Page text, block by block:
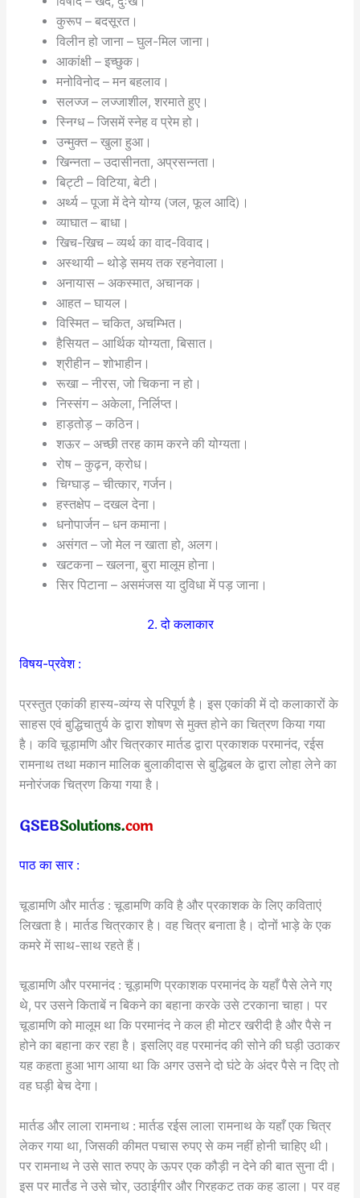
कुरूप – बदसूरत।
विलीन हो जाना – घुल-मिल जाना।
आकांक्षी – इच्छुक।
मनोविनोद – मन बहलाव।
सलज्ज – लज्जाशील, शरमाते हुए।
स्निग्ध – जिसमें स्नेह व प्रेम हो।
उन्मुक्त – खुला हुआ।
खिन्नता – उदासीनता, अप्रसन्नता।
बिट्टी – विटिया, बेटी।
अर्थ्य – पूजा में देने योग्य (जल, फूल आदि)।
व्याघात – बाधा।
खिच-खिच – व्यर्थ का वाद-विवाद।
अस्थायी – थोड़े समय तक रहनेवाला।
अनायास – अकस्मात, अचानक।
आहत – घायल।
विस्मित – चकित, अचम्भित।
हैसियत – आर्थिक योग्यता, बिसात।
श्रीहीन – शोभाहीन।
रूखा – नीरस, जो चिकना न हो।
निस्संग – अकेला, निर्लिप्त।
हाड़तोड़ – कठिन।
शऊर – अच्छी तरह काम करने की योग्यता।
रोष – कुढ़न, क्रोध।
चिग्घाड़ – चीत्कार, गर्जन।
हस्तक्षेप – दखल देना।
धनोपार्जन – धन कमाना।
असंगत – जो मेल न खाता हो, अलग।
खटकना – खलना, बुरा मालूम होना।
सिर पिटाना – असमंजस या दुविधा में पड़ जाना।
2. दो कलाकार
विषय-प्रवेश :
प्रस्तुत एकांकी हास्य-व्यंग्य से परिपूर्ण है। इस एकांकी में दो कलाकारों के
साहस एवं बुद्धिचातुर्य के द्वारा शोषण से मुक्त होने का चित्रण किया गया
है। कवि चूड़ामणि और चित्रकार मार्तड द्वारा प्रकाशक परमानंद, रईस
रामनाथ तथा मकान मालिक बुलाकीदास से बुद्धिबल के द्वारा लोहा लेने का
मनोरंजक चित्रण किया गया है।
पाठ का सार :
चूडामणि और मार्तड : चूडामणि कवि है और प्रकाशक के लिए कविताएं
लिखता है। मार्तड चित्रकार है। वह चित्र बनाता है। दोनों भाड़े के एक
कमरे में साथ-साथ रहते हैं।
चूडामणि और परमानंद : चूड़ामणि प्रकाशक परमानंद के यहाँ पैसे लेने गए
थे, पर उसने किताबें न बिकने का बहाना करके उसे टरकाना चाहा। पर
चूडामणि को मालूम था कि परमानंद ने कल ही मोटर खरीदी है और पैसे न
होने का बहाना कर रहा है। इसलिए वह परमानंद की सोने की घड़ी उठाकर
यह कहता हुआ भाग आया था कि अगर उसने दो घंटे के अंदर पैसे न दिए तो
वह घड़ी बेच देगा।
मार्तड और लाला रामनाथ : मार्तड रईस लाला रामनाथ के यहाँ एक चित्र
लेकर गया था, जिसकी कीमत पचास रुपए से कम नहीं होनी चाहिए थी।
पर रामनाथ ने उसे सात रुपए के ऊपर एक कौड़ी न देने की बात सुना दी।
इस पर मार्तंड ने उसे चोर, उठाईगीर और गिरहकट तक कह डाला। पर वह